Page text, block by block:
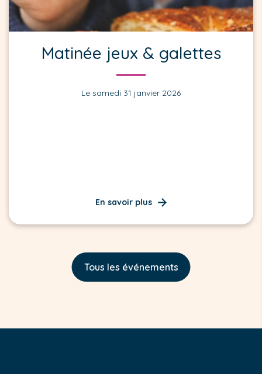
Matinée jeux & galettes
Le samedi 31 janvier 2026
En savoir plus
Tous les événements